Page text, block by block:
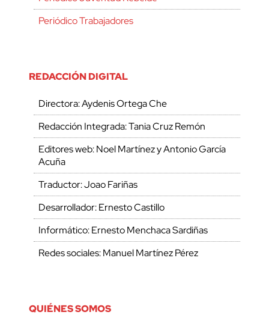
Periódico Trabajadores
REDACCIÓN DIGITAL
Directora: Aydenis Ortega Che
Redacción Integrada: Tania Cruz Remón
Editores web: Noel Martínez y Antonio García
Acuña
Traductor: Joao Fariñas
Desarrollador: Ernesto Castillo
Informático: Ernesto Menchaca Sardiñas
Redes sociales: Manuel Martínez Pérez
QUIÉNES SOMOS